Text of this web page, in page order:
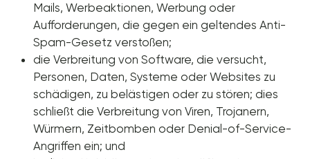
Mails, Werbeaktionen, Werbung oder
Aufforderungen, die gegen ein geltendes Anti-
Spam-Gesetz verstoßen;
die Verbreitung von Software, die versucht,
Personen, Daten, Systeme oder Websites zu
schädigen, zu belästigen oder zu stören; dies
schließt die Verbreitung von Viren, Trojanern,
Würmern, Zeitbomben oder Denial-of-Service-
Angriffen ein; und